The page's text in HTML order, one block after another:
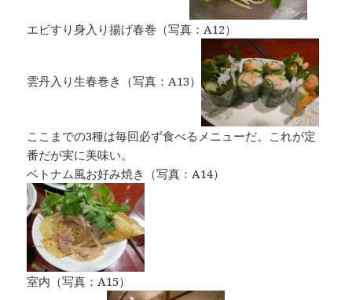
エビすり身入り揚げ春巻（写真：A12）
雲丹入り生春巻き（写真：A13）
ここまでの3種は毎回必ず食べるメニューだ。これが定
番だが実に美味い。
ベトナム風お好み焼き（写真：A14）
室内（写真：A15）